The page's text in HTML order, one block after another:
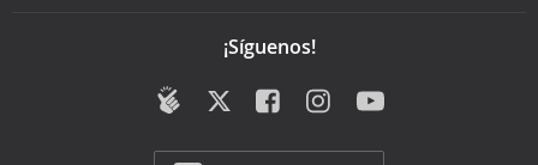
¡Síguenos!